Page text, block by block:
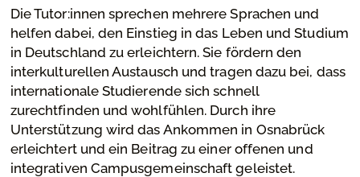
Die Tutor:innen sprechen mehrere Sprachen und
helfen dabei, den Einstieg in das Leben und Studium
in Deutschland zu erleichtern. Sie fördern den
interkulturellen Austausch und tragen dazu bei, dass
internationale Studierende sich schnell
zurechtfinden und wohlfühlen. Durch ihre
Unterstützung wird das Ankommen in Osnabrück
erleichtert und ein Beitrag zu einer offenen und
integrativen Campusgemeinschaft geleistet.